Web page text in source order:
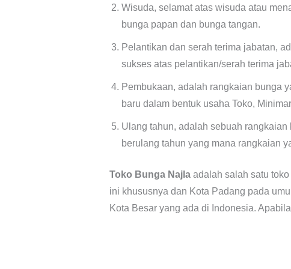
Wisuda, selamat atas wisuda atau
bunga papan dan bunga tangan.
Pelantikan dan serah terima jabatan,
sukses atas pelantikan/serah terima
Pembukaan, adalah rangkaian bunga
baru dalam bentuk usaha Toko,
Ulang tahun, adalah sebuah
berulang tahun yang mana rangkaian
Toko Bunga Najla adalah salah satu
ini khususnya dan Kota Padang pada
Kota Besar yang ada di Indonesia.